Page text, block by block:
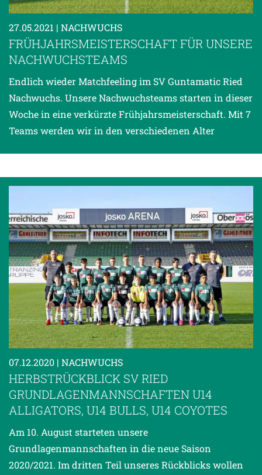
27.05.2021 | NACHWUCHS
FRÜHJAHRSMEISTERSCHAFT FÜR UNSERE
NACHWUCHSTEAMS
Endlich wieder Matchfeeling im SV Guntamatic Ried
Nachwuchs. Unsere Nachwuchsteams starten in dieser
Woche in eine verkürzte Frühjahrsmeisterschaft. Mit 7
Teams werden wir in den verschiedenen Alter
07.12.2020 | NACHWUCHS
HERBSTRÜCKBLICK SV RIED
GRUNDLAGENMANNSCHAFTEN U14
ALLIGATORS, U14 BULLS, U14 COYOTES
Am 10. August starteten unsere
Grundlagenmannschaften in die neue Saison
2020/2021. Im dritten Teil unseres Rückblicks wollen